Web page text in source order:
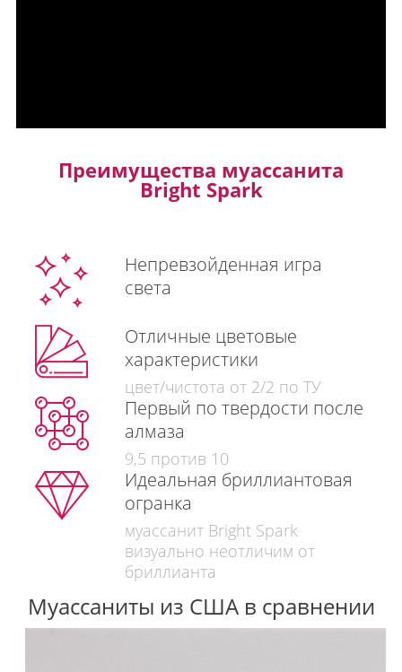
Преимущества муассанита
Bright Spark
Непревзойденная игра
света
Отличные цветовые
характеристики
цвет/чистота от 2/2 по ТУ
Первый по твердости после
алмаза
9,5 против 10
Идеальная бриллиантовая
огранка
муассанит Bright Spark
визуально неотличим от
бриллианта
Муассаниты из США в сравнении